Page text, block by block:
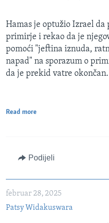
Hamas je optužio Izrael
primirje i rekao da je
pomoći "jeftina iznuda,
napad" na sporazum o
da je prekid vatre okončan.
Read more
Podijeli
februar 28, 2025
Patsy Widakuswara